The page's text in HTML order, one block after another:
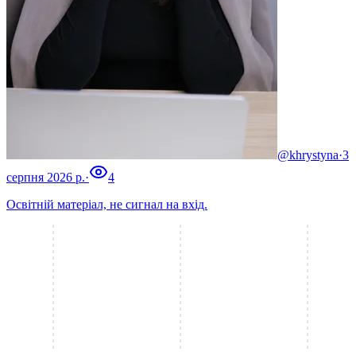
@khrystyna·3
серпня 2026 р.·
4
Освітній матеріал, не сигнал на вхід.